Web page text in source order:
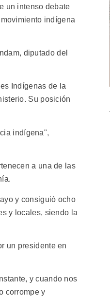
un intenso debate
indígena
diputado del
Indígenas de la
Su posición
indígena",
a una de las
y consiguió ocho
y locales, siendo la
un presidente en
y cuando nos
corrompe y